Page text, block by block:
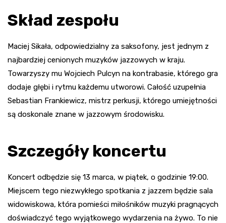
Skład zespołu
Maciej Sikała, odpowiedzialny za saksofony, jest jednym z
najbardziej cenionych muzyków jazzowych w kraju.
Towarzyszy mu Wojciech Pulcyn na kontrabasie, którego gra
dodaje głębi i rytmu każdemu utworowi. Całość uzupełnia
Sebastian Frankiewicz, mistrz perkusji, którego umiejętności
są doskonale znane w jazzowym środowisku.
Szczegóły koncertu
Koncert odbędzie się 13 marca, w piątek, o godzinie 19:00.
Miejscem tego niezwykłego spotkania z jazzem będzie sala
widowiskowa, która pomieści miłośników muzyki pragnących
doświadczyć tego wyjątkowego wydarzenia na żywo. To nie